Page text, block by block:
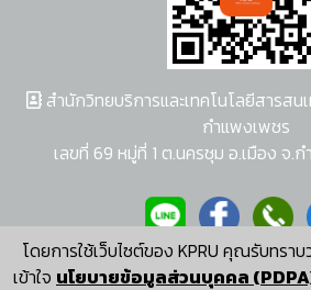
โดยการใช้เว็บไซต์ของ KPRU คุณรับทรา
เข้าใจ นโยบายข้อมูลส่วนบุคคล
สำนักวิทยบริการและเทคโนโลยีสารสน
กำแพงเพชร
เลขที่ 69 หมู่ที่ 1 ต.นครชุม อ.เมือง จ.
ผู้พัฒนาระบบ อนุชา พ